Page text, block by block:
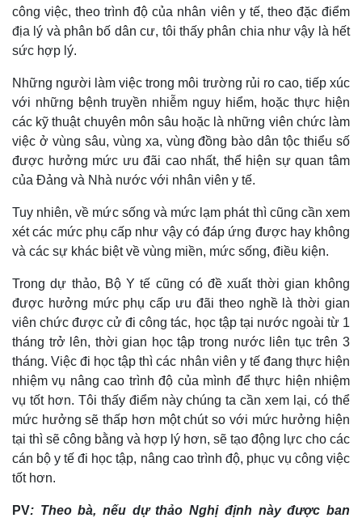
công việc, theo trình độ của nhân viên y tế, theo đặc điểm
địa lý và phân bố dân cư, tôi thấy phân chia như vậy là hết
sức hợp lý.
Những người làm việc trong môi trường rủi ro cao, tiếp xúc
với những bệnh truyền nhiễm nguy hiểm, hoặc thực hiện
các kỹ thuật chuyên môn sâu hoặc là những viên chức làm
việc ở vùng sâu, vùng xa, vùng đồng bào dân tộc thiểu số
được hưởng mức ưu đãi cao nhất, thể hiện sự quan tâm
của Đảng và Nhà nước với nhân viên y tế.
Tuy nhiên, về mức sống và mức lạm phát thì cũng cần xem
xét các mức phụ cấp như vậy có đáp ứng được hay không
và các sự khác biệt về vùng miền, mức sống, điều kiện.
Trong dự thảo, Bộ Y tế cũng có đề xuất thời gian không
được hưởng mức phụ cấp ưu đãi theo nghề là thời gian
viên chức được cử đi công tác, học tập tại nước ngoài từ 1
tháng trở lên, thời gian học tập trong nước liên tục trên 3
tháng. Việc đi học tập thì các nhân viên y tế đang thực hiện
nhiệm vụ nâng cao trình độ của mình để thực hiện nhiệm
vụ tốt hơn. Tôi thấy điểm này chúng ta cần xem lại, có thể
mức hưởng sẽ thấp hơn một chút so với mức hưởng hiện
tại thì sẽ công bằng và hợp lý hơn, sẽ tạo động lực cho các
cán bộ y tế đi học tập, nâng cao trình độ, phục vụ công việc
tốt hơn.
PV: Theo bà, nếu dự thảo Nghị định này được ban